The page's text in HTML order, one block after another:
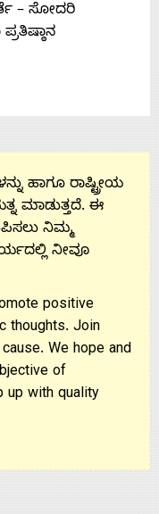
– ಸೋದರಿ
ಹಾಗೂ ರಾಷ್ಟ್ರೀಯ
ಮಾಡುತ್ತದೆ. ಈ
ನಿಮ್ಮ
ನೀವೂ
positive
thoughts. Join
We hope and
of
up with quality